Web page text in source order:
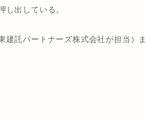
し出している。
託パートナーズ株式会社が担当）ま